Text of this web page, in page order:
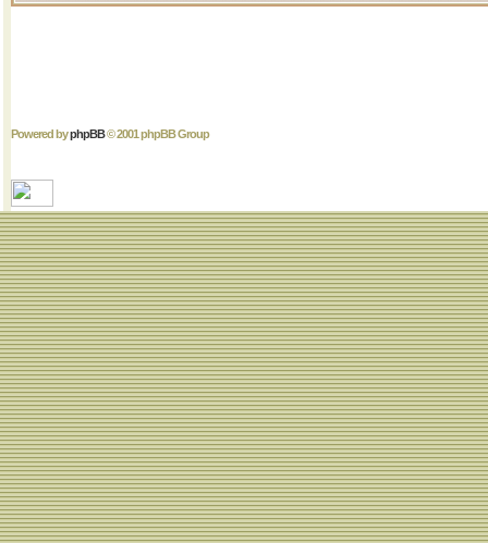
Powered byphpBB© 2001 phpBB Group